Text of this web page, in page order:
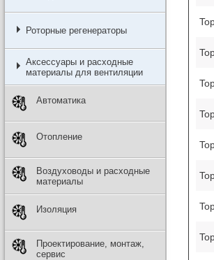
Роторные регенераторы
Аксессуары и расходные
материалы для вентиляции
Автоматика
Отопление
Воздуховоды и расходные
материалы
Изоляция
Проектирование, монтаж,
сервис